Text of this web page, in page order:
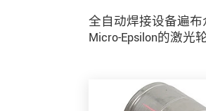
全自动焊接设备遍布
Micro-Epsilon的激光